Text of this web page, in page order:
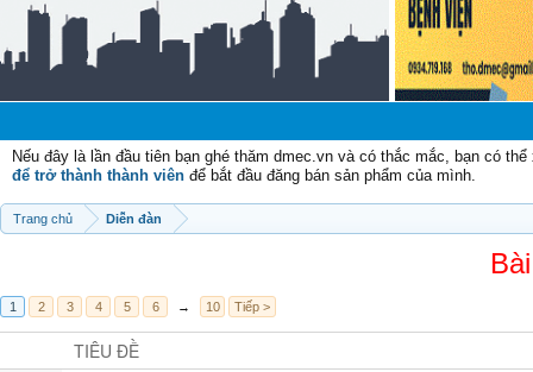
Nếu đây là lần đầu tiên bạn ghé thăm dmec.vn và có thắc mắc, bạn có
để trở thành thành viên để bắt đầu đăng bán sản phẩm của mình.
Trang chủ Diễn đàn
1 2 3 4 5 6 → 10 Tiếp >
TIÊU ĐỀ